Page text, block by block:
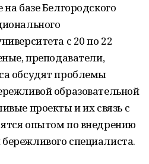
базе Белгородского
с 20 по 22
преподаватели,
обсудят проблемы
образовательной
проекты и их связь с
опытом по внедрению
специалиста.